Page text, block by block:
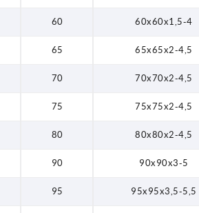
60 60x60x1,5-4
65 65x65x2-4,5
70 70x70x2-4,5
75 75x75x2-4,5
80 80x80x2-4,5
90 90x90x3-5
95 95x95x3,5-5,5